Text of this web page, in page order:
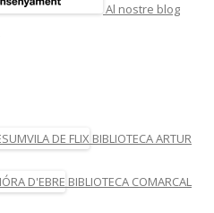
Al nostre blog
BIBLIOTECA ARTUR
BIBLIOTECA COMARCAL